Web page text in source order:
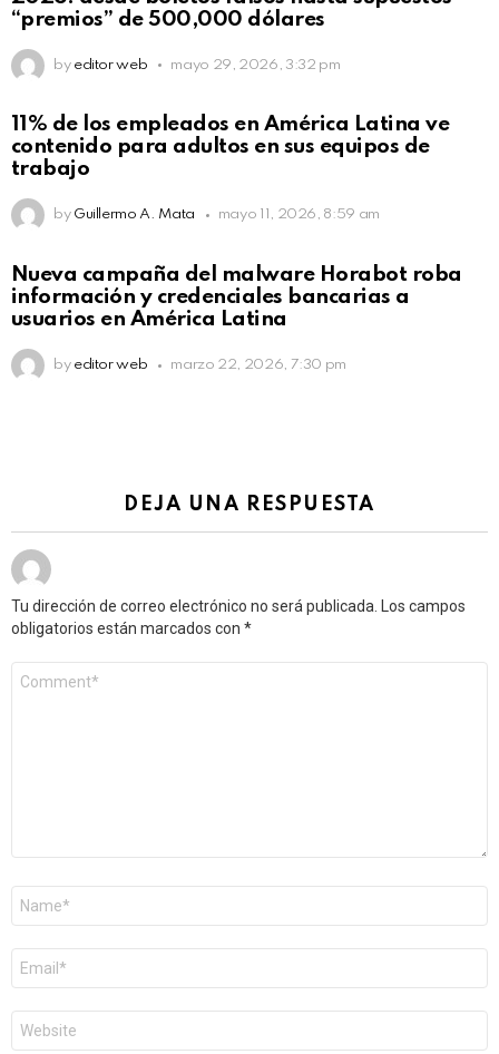
“premios” de 500,000 dólares
by editor web mayo 29, 2026, 3:32 pm
11% de los empleados en América Latina ve
contenido para adultos en sus equipos de
trabajo
by Guillermo A. Mata mayo 11, 2026, 8:59 am
Nueva campaña del malware Horabot roba
información y credenciales bancarias a
usuarios en América Latina
by editor web marzo 22, 2026, 7:30 pm
DEJA UNA RESPUESTA
Tu dirección de correo electrónico no será publicada.
Los campos
obligatorios están marcados con *
electrónico
*